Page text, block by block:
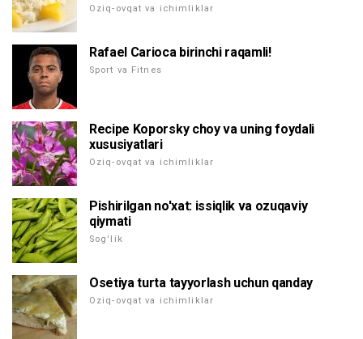
Oziq-ovqat va ichimliklar
Rafael Carioca birinchi raqamli!
Sport va Fitnes
Recipe Koporsky choy va uning foydali
xususiyatlari
Oziq-ovqat va ichimliklar
Pishirilgan no'xat: issiqlik va ozuqaviy
qiymati
Sog'lik
Osetiya turta tayyorlash uchun qanday
Oziq-ovqat va ichimliklar